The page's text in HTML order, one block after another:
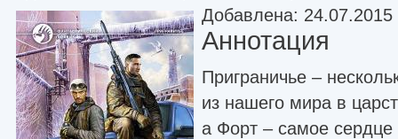
Добавлена: 24.07.2015
Аннотация
Приграничье –
из нашего мира в
а Форт – самое сердце